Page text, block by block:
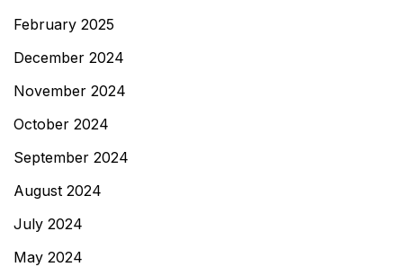
February 2025
December 2024
November 2024
October 2024
September 2024
August 2024
July 2024
May 2024